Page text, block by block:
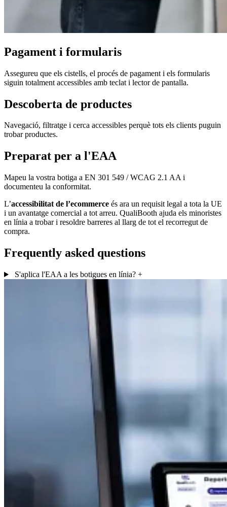
Pagament i formularis
Assegureu que els cistells, el procés de pagament i els formularis
siguin totalment accessibles amb teclat i lector de pantalla.
Descoberta de productes
Navegació, filtratge i cerca accessibles perquè tots els clients puguin
trobar productes.
Preparat per a l'EAA
Mapeu la vostra botiga a EN 301 549 / WCAG 2.1 AA i
documenteu la conformitat.
L’accessibilitat de l’ecommerce és ara un requisit legal a tota la UE
i un avantatge comercial a tot arreu. QualiBooth ajuda els minoristes
en línia a trobar i resoldre barreres al llarg de tot el recorregut de
compra.
Frequently asked questions
S'aplica l'EAA a les botigues en línia? +